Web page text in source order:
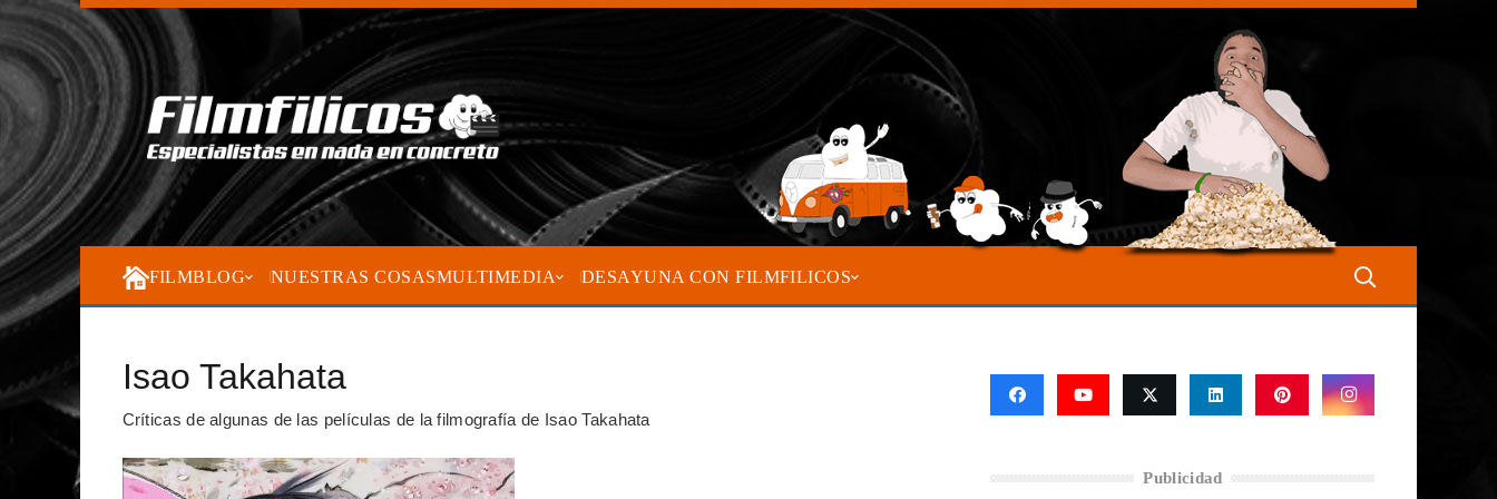
FILMBLOG NUESTRAS COSASMULTIMEDIA DESAYUNA CON FILMFILICOS
Isao Takahata
Críticas de algunas de las películas de la filmografía de Isao Takahata
Publicidad